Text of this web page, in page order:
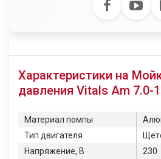
Характеристики на
давления Vitals Am 7.0-
Материал помпы
Тип двигателя
Напряжение, В
230